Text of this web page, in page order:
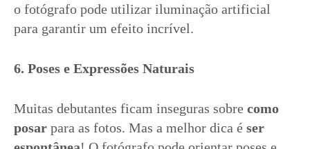
o fotógrafo pode utilizar iluminação artificial
para garantir um efeito incrível.
6. Poses e Expressões Naturais
Muitas debutantes ficam inseguras sobre como
posar para as fotos. Mas a melhor dica é ser